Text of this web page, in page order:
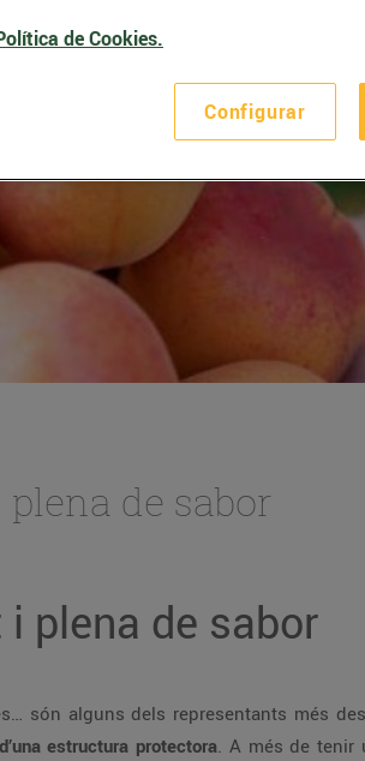
de sabor
plena de sabor
són alguns dels representants més
estructura protectora. A més de tenir
de Cookies.
Configurar